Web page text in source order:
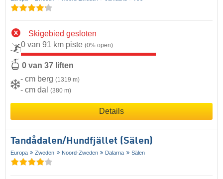
Skigebied gesloten
0 van 91 km piste (0% open)
0 van 37 liften
- cm berg (1319 m)
- cm dal (380 m)
Details
Tandådalen/​Hundfjället (Sälen)
Europa Zweden Noord-Zweden Dalarna Sälen